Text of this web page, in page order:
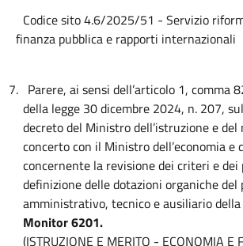
Codice sito 4.6/2025/51 - Servizio
finanza pubblica e rapporti internazionali
7. Parere, ai sensi dell’articolo 1, comma
della legge 30 dicembre 2024, n. 207,
decreto del Ministro dell’istruzione e del
concerto con il Ministro dell’economia e
concernente la revisione dei criteri e
definizione delle dotazioni organiche del
amministrativo, tecnico e ausiliario della
Monitor 6201.
(ISTRUZIONE E MERITO - ECONOMIA E